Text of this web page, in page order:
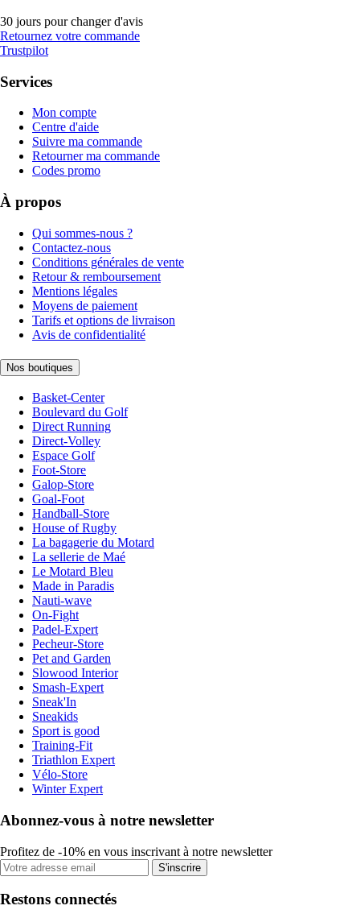
30 jours pour changer d'avis
Retournez votre commande
Trustpilot
Services
Mon compte
Centre d'aide
Suivre ma commande
Retourner ma commande
Codes promo
À propos
Qui sommes-nous ?
Contactez-nous
Conditions générales de vente
Retour & remboursement
Mentions légales
Moyens de paiement
Tarifs et options de livraison
Avis de confidentialité
Nos boutiques
Basket-Center
Boulevard du Golf
Direct Running
Direct-Volley
Espace Golf
Foot-Store
Galop-Store
Goal-Foot
Handball-Store
House of Rugby
La bagagerie du Motard
La sellerie de Maé
Le Motard Bleu
Made in Paradis
Nauti-wave
On-Fight
Padel-Expert
Pecheur-Store
Pet and Garden
Slowood Interior
Smash-Expert
Sneak'In
Sneakids
Sport is good
Training-Fit
Triathlon Expert
Vélo-Store
Winter Expert
Abonnez-vous à notre newsletter
Profitez de -10% en vous inscrivant à notre newsletter
S'inscrire
Restons connectés